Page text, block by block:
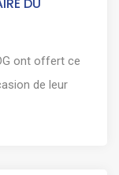
ont offert ce
de leur